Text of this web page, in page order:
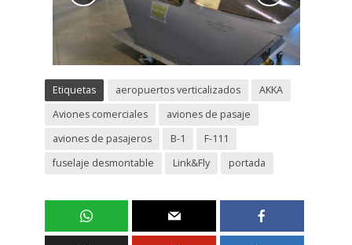
Etiquetas aeropuertos verticalizados
AKKA
Aviones comerciales
aviones de pasaje
aviones de pasajeros
B-1
F-111
fuselaje desmontable
Link&Fly portada